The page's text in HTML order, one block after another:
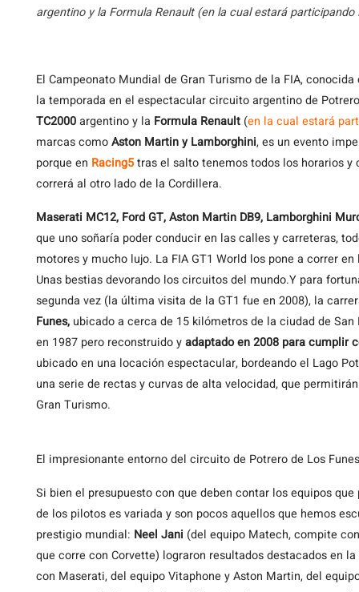
argentino y la Formula Renault (en la cual estará
El Campeonato Mundial de Gran Turismo de la FIA,
la temporada en el espectacular circuito argentino de
TC2000argentino y la Formula Renault (en la cual estará
marcas comoAston Martin y Lamborghini, es un evento
porque en Racing5tras el salto tenemos todos los horarios
correrá al otro lado de la Cordillera.
Maserati MC12, Ford GT, Aston Martin DB9, Lamborghini
que uno soñaría poder conducir en las calles y carreteras,
motores y mucho lujo. La FIA GT1 World los pone a correr
Unas bestias devorando los circuitos del mundo.Y para
segunda vez (la última visita de la GT1 fue en 2008), la
Funes, ubicado a cerca de 15 kilómetros de la ciudad de
en 1987 pero reconstruido yadaptado en 2008 para cumplir
ubicado en una locación espectacular, bordeando el Lago
una serie de rectas y curvas de alta velocidad, que
Gran Turismo.
El impresionante entorno del circuito de Potrero de Los Funes
Si bien el presupuesto con que deben contar los equipos
de los pilotos es variada y son pocos aquellos que hemos
prestigio mundial: Neel Jani (del equipo Matech, compite
que corre con Corvette) lograron resultados destacados en
con Maserati, del equipo Vitaphone y Aston Martin, del